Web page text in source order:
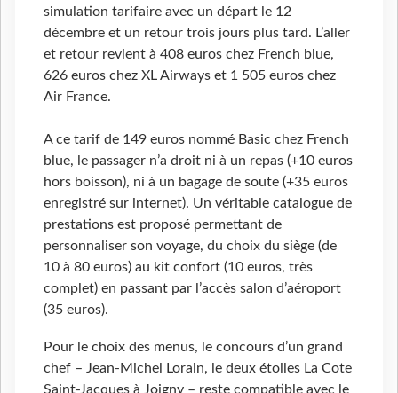
simulation tarifaire avec un départ le 12
décembre et un retour trois jours plus tard. L’aller
et retour revient à 408 euros chez French blue,
626 euros chez XL Airways et 1 505 euros chez
Air France.
A ce tarif de 149 euros nommé Basic chez French
blue, le passager n’a droit ni à un repas (+10 euros
hors boisson), ni à un bagage de soute (+35 euros
enregistré sur internet). Un véritable catalogue de
prestations est proposé permettant de
personnaliser son voyage, du choix du siège (de
10 à 80 euros) au kit confort (10 euros, très
complet) en passant par l’accès salon d’aéroport
(35 euros).
Pour le choix des menus, le concours d’un grand
chef – Jean-Michel Lorain, le deux étoiles La Cote
Saint-Jacques à Joigny – reste compatible avec le